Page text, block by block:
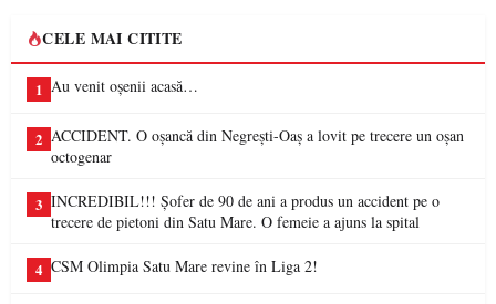
CELE MAI CITITE
1 Au venit oșenii acasă…
2 ACCIDENT. O oșancă din Negrești-Oaș a lovit pe trecere un oșan
octogenar
3 INCREDIBIL!!! Șofer de 90 de ani a produs un accident pe o
trecere de pietoni din Satu Mare. O femeie a ajuns la spital
4 CSM Olimpia Satu Mare revine în Liga 2!